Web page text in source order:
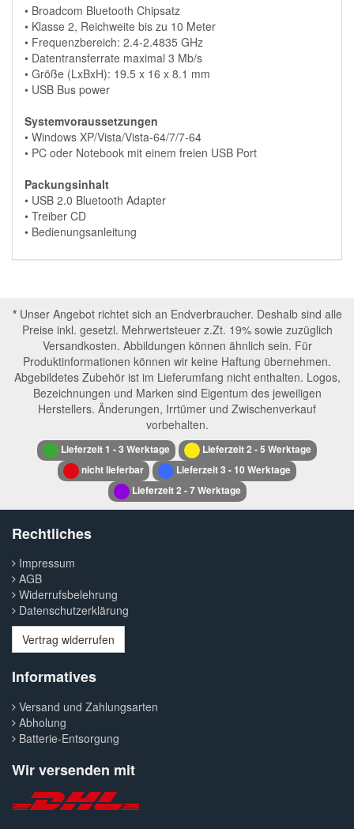
• Broadcom Bluetooth Chipsatz
• Klasse 2, Reichweite bis zu 10 Meter
• Frequenzbereich: 2.4-2.4835 GHz
• Datentransferrate maximal 3 Mb/s
• Größe (LxBxH): 19.5 x 16 x 8.1 mm
• USB Bus power
Systemvoraussetzungen
• Windows XP/Vista/Vista-64/7/7-64
• PC oder Notebook mit einem freien USB Port
Packungsinhalt
• USB 2.0 Bluetooth Adapter
• Treiber CD
• Bedienungsanleitung
*Unser Angebot richtet sich an Endverbraucher. Deshalb sind alle
Preise inkl. gesetzl. Mehrwertsteuer z.Zt. 19% sowie zuzüglich
Versandkosten. Abbildungen können ähnlich sein. Für
Produktinformationen können wir keine Haftung übernehmen.
Abgebildetes Zubehör ist im Lieferumfang nicht enthalten. Logos,
Bezeichnungen und Marken sind Eigentum des jeweiligen
Herstellers. Änderungen, Irrtümer und Zwischenverkauf
vorbehalten.
Lieferzeit 1 - 3 Werktage
Lieferzeit 2 - 5 Werktage
nicht lieferbar
Lieferzeit 3 - 10 Werktage
Lieferzeit 2 - 7 Werktage
Rechtliches
Impressum
AGB
Widerrufsbelehrung
Datenschutzerklärung
Vertrag widerrufen
Informatives
Versand und Zahlungsarten
Abholung
Batterie-Entsorgung
Wir versenden mit